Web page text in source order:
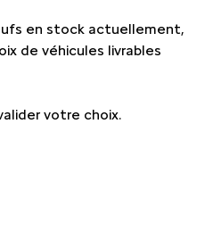
en stock actuellement,
de véhicules livrables
votre choix.